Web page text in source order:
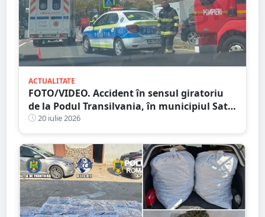
ACTUALITATE
FOTO/VIDEO. Accident în sensul giratoriu
de la Podul Transilvania, în municipiul Satu
Mare. Poliția a stabilit cauza producerii
evenimentului
20 iulie 2026